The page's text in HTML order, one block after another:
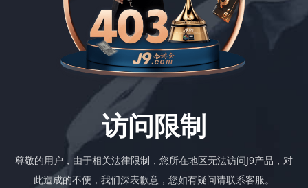
访问限制
尊敬的用户，由于相关法律限制，您所在地区无法访问J9产品，对
此造成的不便，我们深表歉意，您如有疑问请联系客服。